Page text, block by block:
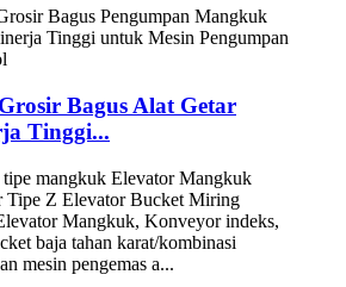
Bagus Alat Getar
Tinggi...